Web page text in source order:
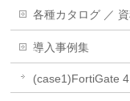
各種カタログ ／
導入事例集
(case1)FortiGate